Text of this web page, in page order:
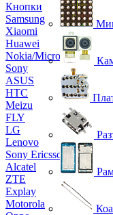
Кнопки
Samsung
Xiaomi
Huawei
Nokia/Microsoft
Sony
ASUS
HTC
Meizu
FLY
LG
Lenovo
Sony Ericsson
Alcatel
ZTE
Explay
Motorola